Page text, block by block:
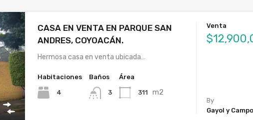
CASA EN VENTA EN PARQUE SAN
ANDRES, COYOACÁN.
Hermosa casa en venta ubicada…
Habitaciones
4
Baños
3
Área
311 m2
Venta
By
Gayol y